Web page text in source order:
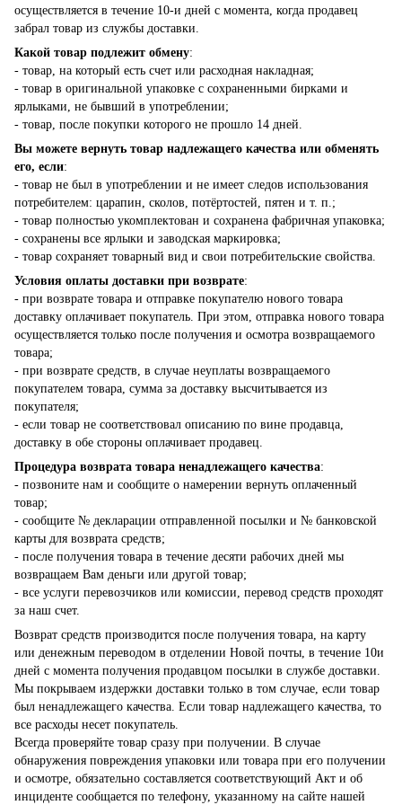
осуществляется в течение 10-и дней с момента, когда продавец
забрал товар из службы доставки.
Какой товар подлежит обмену:
- товар, на который есть счет или расходная накладная;
- товар в оригинальной упаковке с сохраненными бирками и
ярлыками, не бывший в употреблении;
- товар, после покупки которого не прошло 14 дней.
Вы можете вернуть товар надлежащего качества или обменять
его, если:
- товар не был в употреблении и не имеет следов использования
потребителем: царапин, сколов, потёртостей, пятен и т. п.;
- товар полностью укомплектован и сохранена фабричная упаковка;
- сохранены все ярлыки и заводская маркировка;
- товар сохраняет товарный вид и свои потребительские свойства.
Условия оплаты доставки при возврате:
- при возврате товара и отправке покупателю нового товара
доставку оплачивает покупатель. При этом, отправка нового товара
осуществляется только после получения и осмотра возвращаемого
товара;
- при возврате средств, в случае неуплаты возвращаемого
покупателем товара, сумма за доставку высчитывается из
покупателя;
- если товар не соответствовал описанию по вине продавца,
доставку в обе стороны оплачивает продавец.
Процедура возврата товара ненадлежащего качества:
- позвоните нам и сообщите о намерении вернуть оплаченный
товар;
- сообщите № декларации отправленной посылки и № банковской
карты для возврата средств;
- после получения товара в течение десяти рабочих дней мы
возвращаем Вам деньги или другой товар;
- все услуги перевозчиков или комиссии, перевод средств проходят
за наш счет.
Возврат средств производится после получения товара, на карту
или денежным переводом в отделении Новой почты, в течение 10и
дней с момента получения продавцом посылки в службе доставки.
Мы покрываем издержки доставки только в том случае, если товар
был ненадлежащего качества. Если товар надлежащего качества, то
все расходы несет покупатель.
Всегда проверяйте товар сразу при получении. В случае
обнаружения повреждения упаковки или товара при его получении
и осмотре, обязательно составляется соответствующий Акт и об
инциденте сообщается по телефону, указанному на сайте нашей